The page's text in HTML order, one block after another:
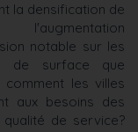
la densification de
notable sur les
de surface que
comment les villes
aux besoins des
de service?